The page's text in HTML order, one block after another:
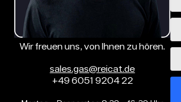
Wir freuen uns, von Ihnen zu hören.
sales.gas@reicat.de
+49 6051 9204 22